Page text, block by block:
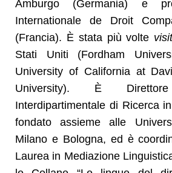
Amburgo (Germania) e
Internationale de Droit
(Francia). È stata più volte
Stati Uniti (Fordham
University of California at
University). È
Interdipartimentale di Ricerca
fondato assieme alle
Milano e Bologna, ed è
Laurea in Mediazione